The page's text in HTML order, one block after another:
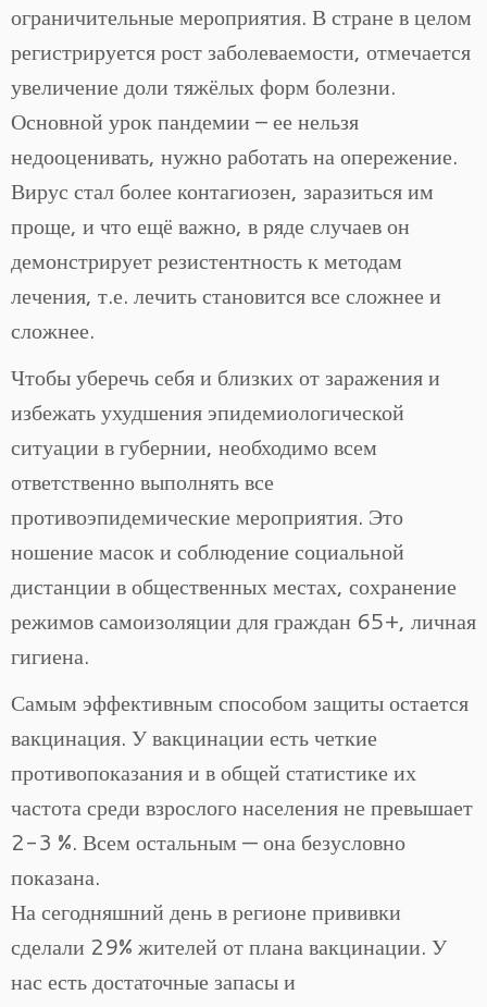
ограничительные мероприятия. В стране в целом
регистрируется рост заболеваемости, отмечается
увеличение доли тяжёлых форм болезни.
Основной урок пандемии – ее нельзя
недооценивать, нужно работать на опережение.
Вирус стал более контагиозен, заразиться им
проще, и что ещё важно, в ряде случаев он
демонстрирует резистентность к методам
лечения, т.е. лечить становится все сложнее и
сложнее.
Чтобы уберечь себя и близких от заражения и
избежать ухудшения эпидемиологической
ситуации в губернии, необходимо всем
ответственно выполнять все
противоэпидемические мероприятия. Это
ношение масок и соблюдение социальной
дистанции в общественных местах, сохранение
режимов самоизоляции для граждан 65+, личная
гигиена.
Самым эффективным способом защиты остается
вакцинация. У вакцинации есть четкие
противопоказания и в общей статистике их
частота среди взрослого населения не превышает
2-3 %. Всем остальным — она безусловно
показана.
На сегодняшний день в регионе прививки
сделали 29% жителей от плана вакцинации. У
нас есть достаточные запасы и